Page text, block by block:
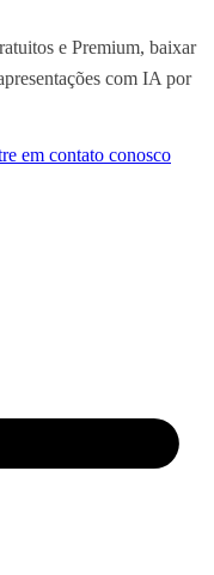
e Premium, baixar
com IA por
em contato conosco